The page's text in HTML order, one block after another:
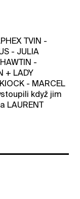
TVIN -
- JULIA
-
+ LADY
- MARCEL
když jim
LAURENT